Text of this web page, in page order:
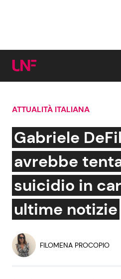
Cerca:
News e Cronaca
Attualità Italiana
Dal Mondo
Economia
Persone Scomparse
ATTUALITÀ ITALIANA
Gabriele
avrebbe
suicidio in
ultime notizie
FILOMENA PROCOPIO